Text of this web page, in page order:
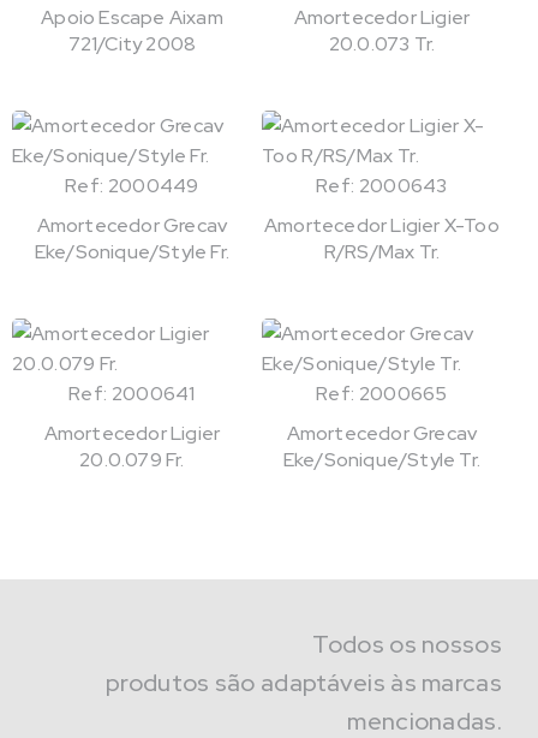
Apoio Escape Aixam
721/City 2008
Amortecedor Ligier
20.0.073 Tr.
Ref: 2000449
Amortecedor Grecav
Eke/Sonique/Style Fr.
Ref: 2000643
Amortecedor Ligier X-Too
R/RS/Max Tr.
Ref: 2000641
Amortecedor Ligier
20.0.079 Fr.
Ref: 2000665
Amortecedor Grecav
Eke/Sonique/Style Tr.
Todos os nossos
produtos são adaptáveis às marcas
mencionadas.